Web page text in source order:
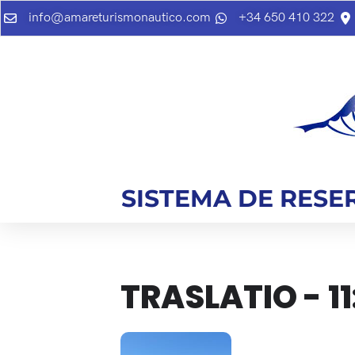
info@amareturismonautico.com +34 650 410 322
SISTEMA DE
TRASLATIO -